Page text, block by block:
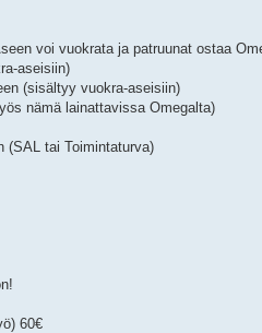
voi vuokrata ja patruunat ostaa
aseisiin)
(sisältyy vuokra-aseisiin)
nämä lainattavissa Omegalta)
(SAL tai Toimintaturva)
60€